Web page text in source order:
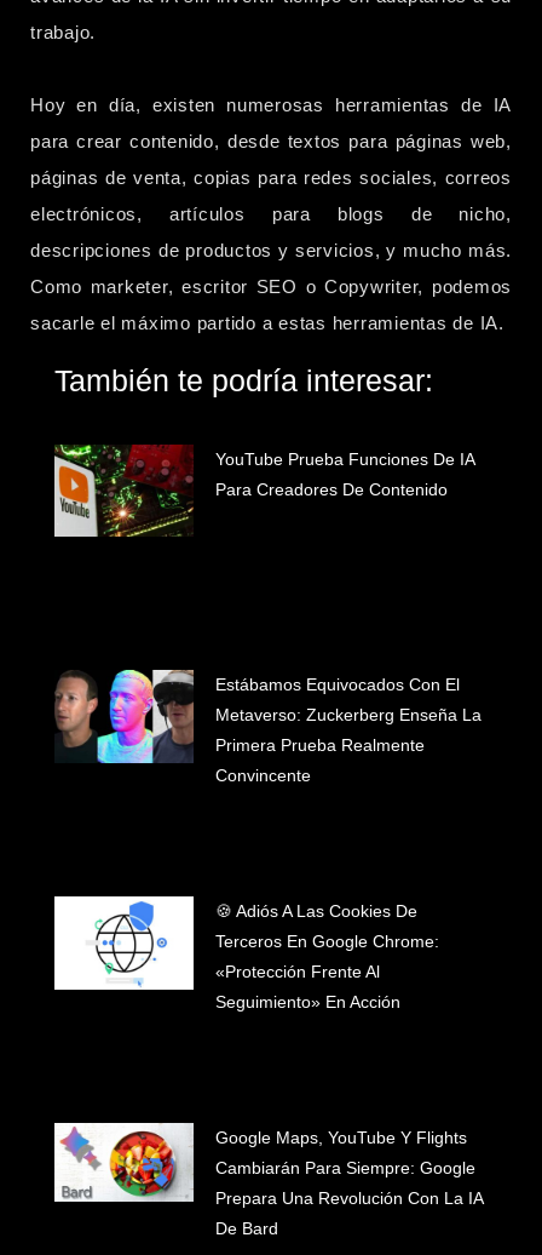
trabajo.
Hoy en día, existen numerosas herramientas de IA
para crear contenido, desde textos para páginas web,
páginas de venta, copias para redes sociales, correos
electrónicos, artículos para blogs de nicho,
descripciones de productos y servicios, y mucho más.
Como marketer, escritor SEO o Copywriter, podemos
sacarle el máximo partido a estas herramientas de IA.
También te podría interesar:
YouTube Prueba Funciones De IA
Para Creadores De Contenido
Estábamos Equivocados Con El
Metaverso: Zuckerberg Enseña La
Primera Prueba Realmente
Convincente
🍪 Adiós A Las Cookies De
Terceros En Google Chrome:
«Protección Frente Al
Seguimiento» En Acción
Google Maps, YouTube Y Flights
Cambiarán Para Siempre: Google
Prepara Una Revolución Con La IA
De Bard